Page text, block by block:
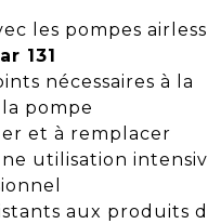
les pompes
131
nécessaires à la
pompe
et à remplacer
utilisation
aux produits